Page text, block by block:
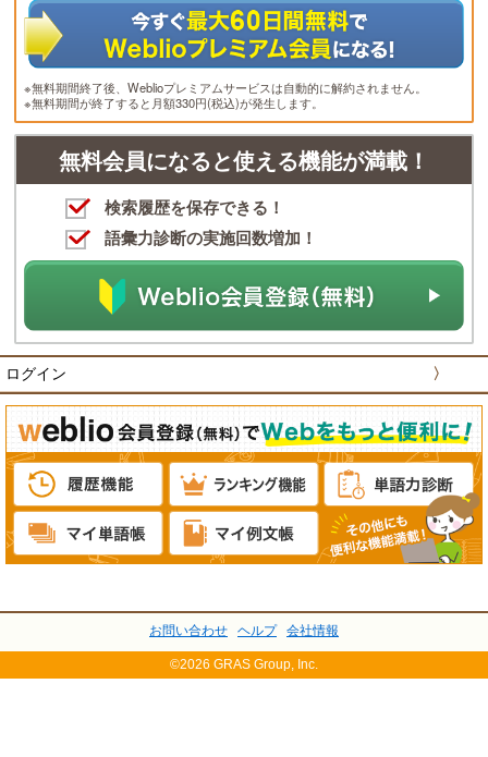
※無料期間終了後、Weblioプレミアムサービスは自動的に解約されません。
※無料期間が終了すると月額330円(税込)が発生します。
無料会員になると使える機能が満載！
検索履歴を保存できる！
語彙力診断の実施回数増加！
ログイン 〉
お問い合わせ ヘルプ 会社情報
©2026 GRAS Group, Inc.